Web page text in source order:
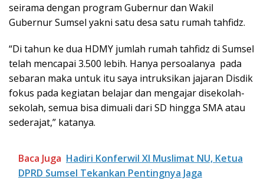
seirama dengan program Gubernur dan Wakil
Gubernur Sumsel yakni satu desa satu rumah tahfidz.
“Di tahun ke dua HDMY jumlah rumah tahfidz di Sumsel
telah mencapai 3.500 lebih. Hanya persoalanya pada
sebaran maka untuk itu saya intruksikan jajaran Disdik
fokus pada kegiatan belajar dan mengajar disekolah-
sekolah, semua bisa dimuali dari SD hingga SMA atau
sederajat,” katanya.
Baca Juga Hadiri Konferwil XI Muslimat NU, Ketua
DPRD Sumsel Tekankan Pentingnya Jaga